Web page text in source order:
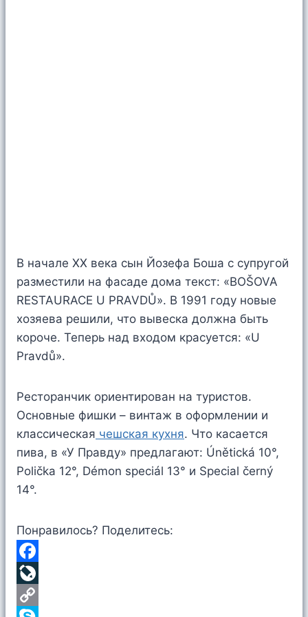
В начале XX века сын Йозефа Боша с супругой
разместили на фасаде дома текст: «BOŠOVA
RESTAURACE U PRAVDŮ». В 1991 году новые
хозяева решили, что вывеска должна быть
короче. Теперь над входом красуется: «U
Pravdů».
Ресторанчик ориентирован на туристов.
Основные фишки – винтаж в оформлении и
классическая чешская кухня. Что касается
пива, в «У Правду» предлагают: Únětická 10°,
Рolička 12°, Démon speciál 13° и Special černý
14°.
Понравилось? Поделитесь:
F
a
L